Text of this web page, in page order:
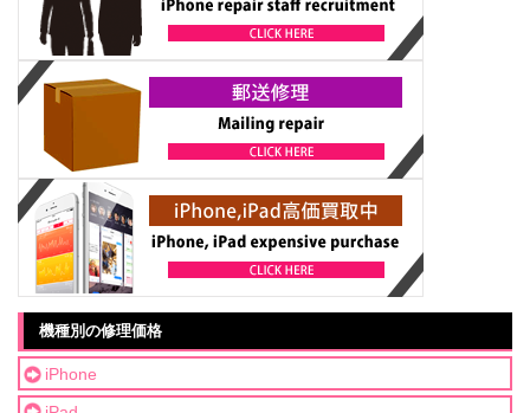
機種別の修理価格
iPhone